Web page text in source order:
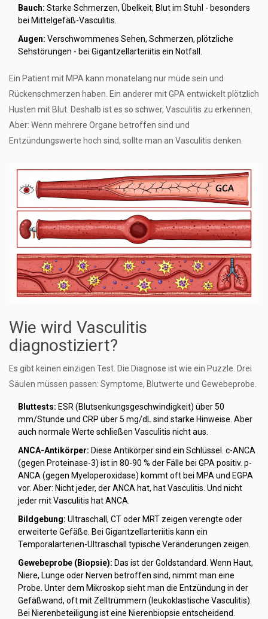
Bauch: Starke Schmerzen, Übelkeit, Blut im Stuhl - besonders
bei Mittelgefäß-Vasculitis.
Augen: Verschwommenes Sehen, Schmerzen, plötzliche
Sehstörungen - bei Gigantzellarteriitis ein Notfall.
Ein Patient mit MPA kann monatelang nur müde sein und
Rückenschmerzen haben. Ein anderer mit GPA entwickelt plötzlich
Husten mit Blut. Deshalb ist es so schwer, Vasculitis zu erkennen.
Aber: Wenn mehrere Organe betroffen sind und
Entzündungswerte hoch sind, sollte man an Vasculitis denken.
Wie wird Vasculitis
diagnostiziert?
Es gibt keinen einzigen Test. Die Diagnose ist wie ein Puzzle. Drei
Säulen müssen passen: Symptome, Blutwerte und Gewebeprobe.
Bluttests: ESR (Blutsenkungsgeschwindigkeit) über 50
mm/Stunde und CRP über 5 mg/dL sind starke Hinweise. Aber
auch normale Werte schließen Vasculitis nicht aus.
ANCA-Antikörper: Diese Antikörper sind ein Schlüssel. c-ANCA
(gegen Proteinase-3) ist in 80-90 % der Fälle bei GPA positiv. p-
ANCA (gegen Myeloperoxidase) kommt oft bei MPA und EGPA
vor. Aber: Nicht jeder, der ANCA hat, hat Vasculitis. Und nicht
jeder mit Vasculitis hat ANCA.
Bildgebung: Ultraschall, CT oder MRT zeigen verengte oder
erweiterte Gefäße. Bei Gigantzellarteriitis kann ein
Temporalarterien-Ultraschall typische Veränderungen zeigen.
Gewebeprobe (Biopsie): Das ist der Goldstandard. Wenn Haut,
Niere, Lunge oder Nerven betroffen sind, nimmt man eine
Probe. Unter dem Mikroskop sieht man die Entzündung in der
Gefäßwand, oft mit Zelltrümmern (leukoklastische Vasculitis).
Bei Nierenbeteiligung ist eine Nierenbiopsie entscheidend.